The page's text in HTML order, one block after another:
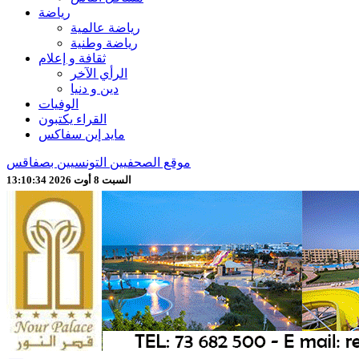
رياضة
رياضة عالمية
رياضة وطنية
ثقافة و إعلام
الرأي الآخر
دين و دنيا
الوفيات
القراء يكتبون
مايد إين سفاكس
موقع الصحفيين التونسيين بصفاقس
السبت 8 أوت 2026 13:10:36